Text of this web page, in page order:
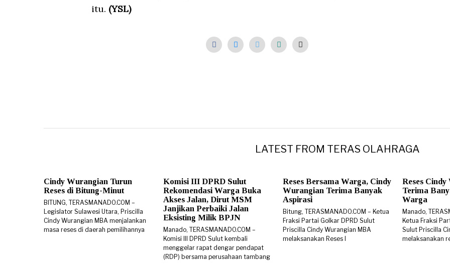
itu. (YSL)
LATEST FROM TERAS OLAHRAGA
Cindy Wurangian Turun
Reses di Bitung-Minut
BITUNG, TERASMANADO.COM –
Legislator Sulawesi Utara, Priscilla
Cindy Wurangian MBA menjalankan
masa reses di daerah pemilihannya
Komisi III DPRD Sulut
Rekomendasi Warga Buka
Akses Jalan, Dirut MSM
Janjikan Perbaiki Jalan
Eksisting Milik BPJN
Manado, TERASMANADO.COM –
Komisi III DPRD Sulut kembali
menggelar rapat dengar pendapat
(RDP) bersama perusahaan tambang
Reses Bersama Warga, Cindy
Wurangian Terima Banyak
Aspirasi
Bitung, TERASMANADO.COM – Ketua
Fraksi Partai Golkar DPRD Sulut
Priscilla Cindy Wurangian MBA
melaksanakan Reses I
Reses
Terima
Warga
Manado,
Ketua Fraksi
Sulut Priscilla
melaksanakan